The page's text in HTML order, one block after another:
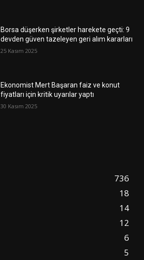
Borsa düşerken şirketler harekete geçti: 9
devden güven tazeleyen geri alım kararları
25 Kasım 2025
Ekonomist Mert Başaran faiz ve konut
fiyatları için kritik uyarılar yaptı
30 Kasım 2025
736
18
14
12
6
5